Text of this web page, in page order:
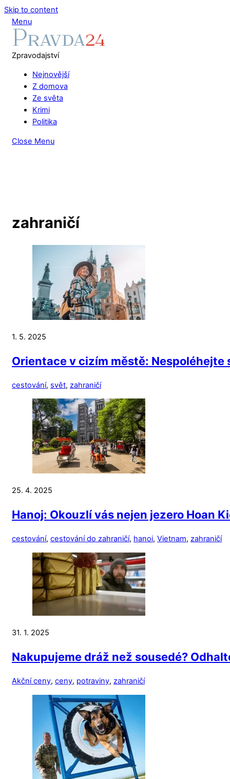
Skip to content
Menu
Zpravodajství
Nejnovější
Z domova
Ze světa
Krimi
Politika
Close Menu
zahraničí
1. 5. 2025
Orientace v cizím městě: Nespoléhejte
cestování, svět, zahraničí
25. 4. 2025
Hanoj: Okouzlí vás nejen jezero Hoan
cestování, cestování do zahraničí, hanoi, Vietnam, zahraničí
31. 1. 2025
Nakupujeme dráž než sousedé?
Akční ceny, ceny, potraviny, zahraničí